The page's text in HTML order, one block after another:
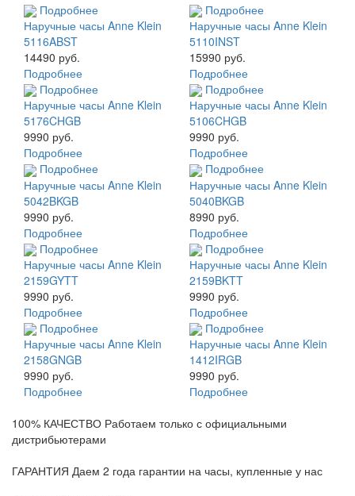
Подробнее
Наручные часы Anne Klein
5116ABST
14490 руб.
Подробнее
Подробнее
Наручные часы Anne Klein
5110INST
15990 руб.
Подробнее
Подробнее
Наручные часы Anne Klein
5176CHGB
9990 руб.
Подробнее
Подробнее
Наручные часы Anne Klein
5106CHGB
9990 руб.
Подробнее
Подробнее
Наручные часы Anne Klein
5042BKGB
9990 руб.
Подробнее
Подробнее
Наручные часы Anne Klein
5040BKGB
8990 руб.
Подробнее
Подробнее
Наручные часы Anne Klein
2159GYTT
9990 руб.
Подробнее
Подробнее
Наручные часы Anne Klein
2159BKTT
9990 руб.
Подробнее
Подробнее
Наручные часы Anne Klein
2158GNGB
9990 руб.
Подробнее
Подробнее
Наручные часы Anne Klein
1412IRGB
9990 руб.
Подробнее
100% КАЧЕСТВО Работаем только с официальными
дистрибьютерами
ГАРАНТИЯ Даем 2 года гарантии на часы, купленные у нас